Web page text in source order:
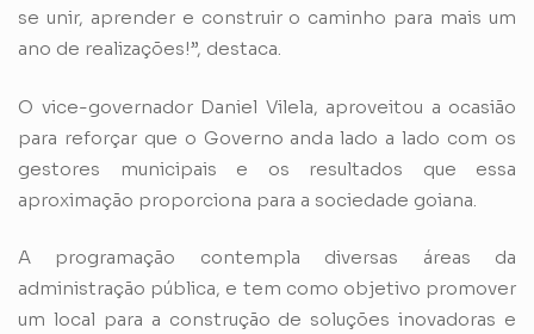
se unir, aprender e construir o caminho para mais um
ano de realizações!”, destaca.
O vice-governador Daniel Vilela, aproveitou a ocasião
para reforçar que o Governo anda lado a lado com os
gestores municipais e os resultados que essa
aproximação proporciona para a sociedade goiana.
A programação contempla diversas áreas da
administração pública, e tem como objetivo promover
um local para a construção de soluções inovadoras e